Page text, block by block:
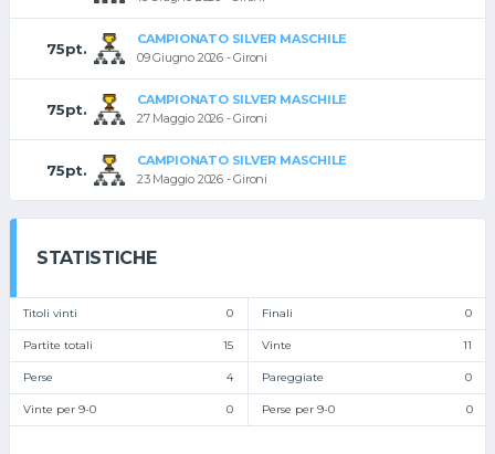
75pt.
CAMPIONATO SILVER MASCHILE
09 Giugno 2026 - Gironi
75pt.
CAMPIONATO SILVER MASCHILE
27 Maggio 2026 - Gironi
75pt.
CAMPIONATO SILVER MASCHILE
23 Maggio 2026 - Gironi
STATISTICHE
Titoli vinti 0 Finali 0
Partite totali 15 Vinte 11
Perse 4 Pareggiate 0
Vinte per 9-0 0 Perse per 9-0 0